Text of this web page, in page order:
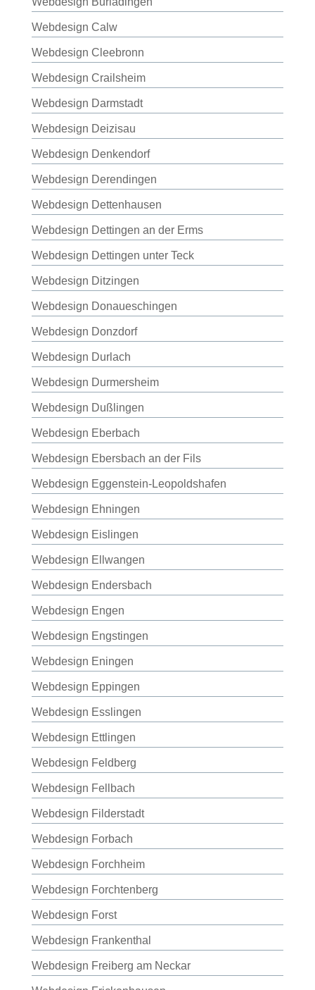
Webdesign Calw
Webdesign Cleebronn
Webdesign Crailsheim
Webdesign Darmstadt
Webdesign Deizisau
Webdesign Denkendorf
Webdesign Derendingen
Webdesign Dettenhausen
Webdesign Dettingen an der Erms
Webdesign Dettingen unter Teck
Webdesign Ditzingen
Webdesign Donaueschingen
Webdesign Donzdorf
Webdesign Durlach
Webdesign Durmersheim
Webdesign Dußlingen
Webdesign Eberbach
Webdesign Ebersbach an der Fils
Webdesign Eggenstein-Leopoldshafen
Webdesign Ehningen
Webdesign Eislingen
Webdesign Ellwangen
Webdesign Endersbach
Webdesign Engen
Webdesign Engstingen
Webdesign Eningen
Webdesign Eppingen
Webdesign Esslingen
Webdesign Ettlingen
Webdesign Feldberg
Webdesign Fellbach
Webdesign Filderstadt
Webdesign Forbach
Webdesign Forchheim
Webdesign Forchtenberg
Webdesign Forst
Webdesign Frankenthal
Webdesign Freiberg am Neckar